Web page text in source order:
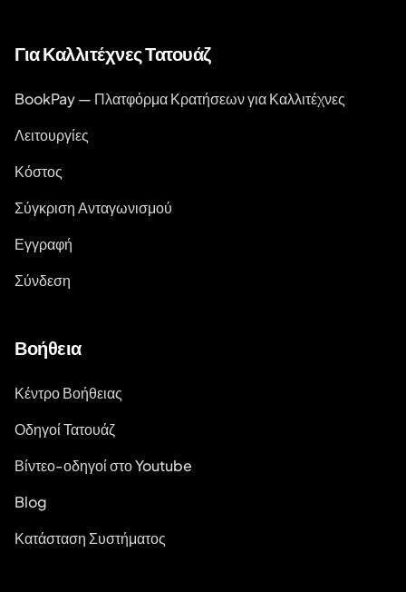
Για Καλλιτέχνες Τατουάζ
BookPay — Πλατφόρμα Κρατήσεων για Καλλιτέχνες
Λειτουργίες
Κόστος
Σύγκριση Ανταγωνισμού
Εγγραφή
Σύνδεση
Βοήθεια
Κέντρο Βοήθειας
Οδηγοί Τατουάζ
Βίντεο-οδηγοί στο Youtube
Blog
Κατάσταση Συστήματος